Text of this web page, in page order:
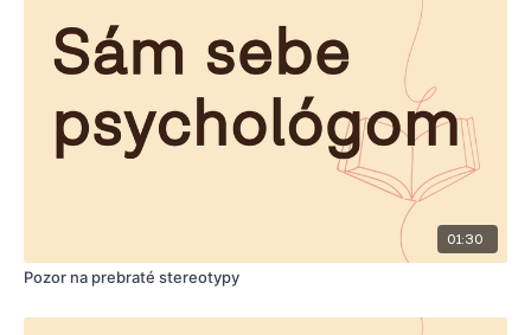
01:30
Pozor na prebraté stereotypy